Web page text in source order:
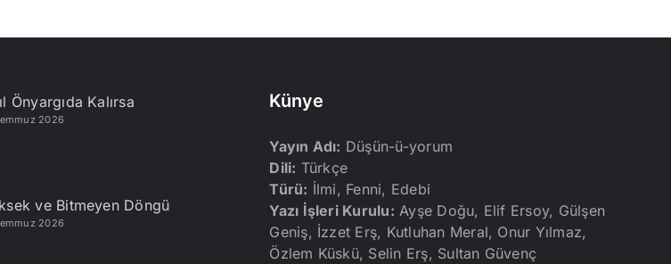
Önyargıda Kalırsa
2026
ve Bitmeyen Döngü
2026
Künye
Yayın Adı: Düşün-ü-yorum
Dili: Türkçe
Türü: İlmi, Fenni, Edebi
Yazı İşleri Kurulu: Ayşe Doğu, Elif Ersoy, Gülşen
Geniş, İzzet Erş, Kutluhan Meral, Onur Yılmaz,
Özlem Küskü, Selin Erş, Sultan Güvenç